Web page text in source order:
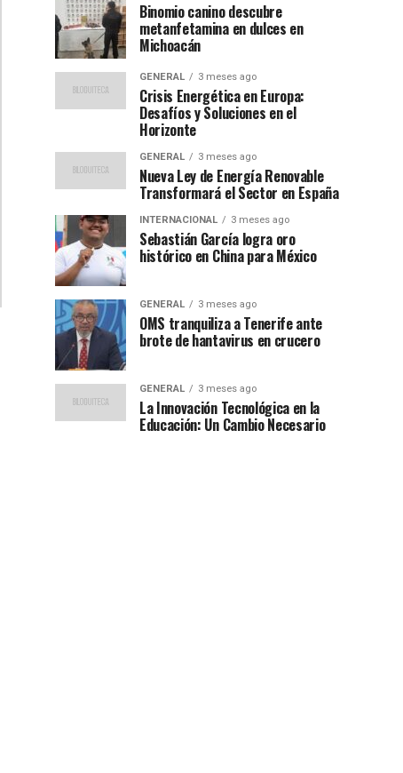
Binomio canino descubre
metanfetamina en dulces en
Michoacán
GENERAL 3 meses ago
Crisis Energética en Europa:
Desafíos y Soluciones en el
Horizonte
GENERAL 3 meses ago
Nueva Ley de Energía Renovable
Transformará el Sector en España
INTERNACIONAL 3 meses ago
Sebastián García logra oro
histórico en China para México
GENERAL 3 meses ago
OMS tranquiliza a Tenerife ante
brote de hantavirus en crucero
GENERAL 3 meses ago
La Innovación Tecnológica en la
Educación: Un Cambio Necesario